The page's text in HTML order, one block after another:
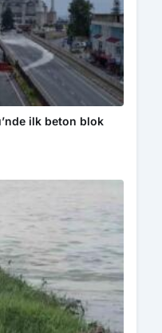
ilk beton blok